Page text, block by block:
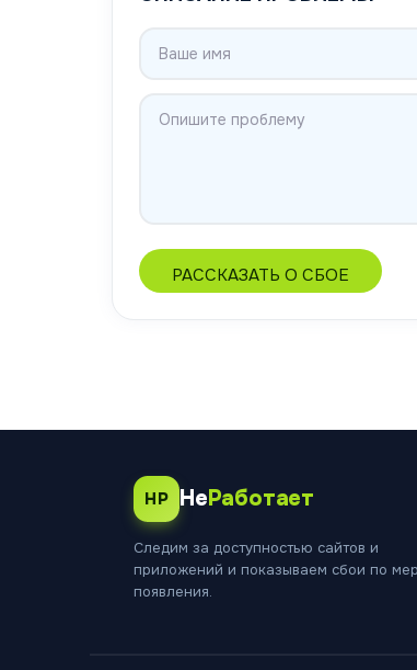
РАССКАЗАТЬ О СБОЕ
НР НеРаботает
Следим за доступностью сайтов и
приложений и показываем сбои по
появления.